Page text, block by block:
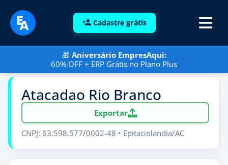
Cadastre grátis
🎁 Aniversário EmpresAqui:
60% OFF + ERP Grátis no Plano Plus
Atacadao Rio Branco
Exportar
CNPJ: 63.598.577/0002-48 • Epitaciolandia/AC